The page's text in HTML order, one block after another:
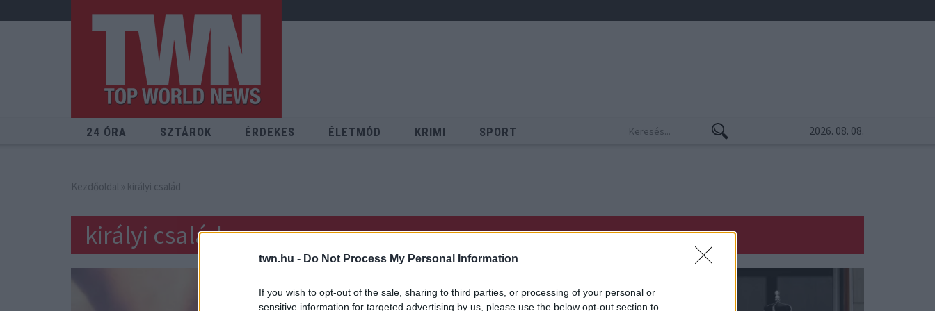
twn.hu - Do Not Process My Personal Information
If you wish to opt-out of the sale, sharing to third parties, or processing of your personal or
sensitive information for targeted advertising by us, please use the below opt-out section to
24 ÓRA SZTÁROK ÉRDEKES ÉLETMÓD KRIMI SPORT 2026. 08. 08.
Kezdőoldal » királyi család
királyi család